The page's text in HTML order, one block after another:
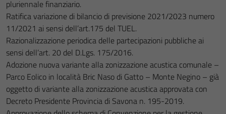
pluriennale finanziario.
Ratifica variazione di bilancio di previsione 2021/2023 numero
11/2021 ai sensi dell’art.175 del TUEL.
Razionalizzazione periodica delle partecipazioni pubbliche ai
sensi dell’art. 20 del D.Lgs. 175/2016.
Adozione nuova variante alla zonizzazione acustica comunale –
Parco Eolico in località Bric Naso di Gatto – Monte Negino – già
oggetto di variante alla zonizzazione acustica approvata con
Decreto Presidente Provincia di Savona n. 195-2019.